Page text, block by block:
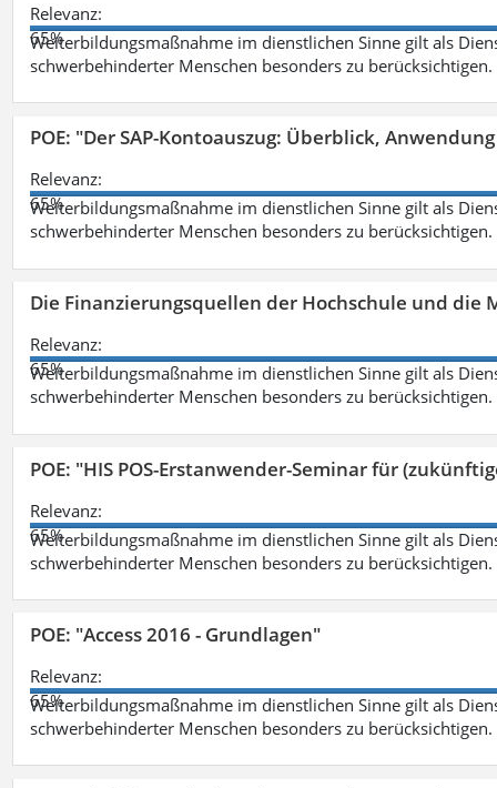
Relevanz:
65%
Weiterbildungsmaßnahme im dienstlichen Sinne gilt als
schwerbehinderter Menschen besonders zu berücksichtigen.
POE: "Der SAP-Kontoauszug: Überblick,
Relevanz:
65%
Weiterbildungsmaßnahme im dienstlichen Sinne gilt als
schwerbehinderter Menschen besonders zu berücksichtigen.
Die Finanzierungsquellen der Hochschule und die
Relevanz:
65%
Weiterbildungsmaßnahme im dienstlichen Sinne gilt als
schwerbehinderter Menschen besonders zu berücksichtigen.
POE: "HIS POS-Erstanwender-Seminar für
Relevanz:
65%
Weiterbildungsmaßnahme im dienstlichen Sinne gilt als
schwerbehinderter Menschen besonders zu berücksichtigen.
POE: "Access 2016 - Grundlagen"
Relevanz:
65%
Weiterbildungsmaßnahme im dienstlichen Sinne gilt als
schwerbehinderter Menschen besonders zu berücksichtigen.